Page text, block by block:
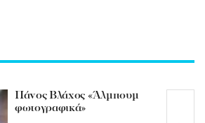
Πάνος Βλάχος «Άλμπουμ
φωτογραφικά»